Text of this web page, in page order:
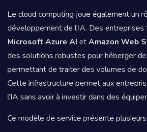
Le cloud computing joue également un
développement de l’IA. Des
Microsoft Azure AI etAmazon Web
des solutions robustes pour héberger
permettant de traiter des volumes de
Cette infrastructure permet aux
l’IA sans avoir à investir dans des
Ce modèle de service présente